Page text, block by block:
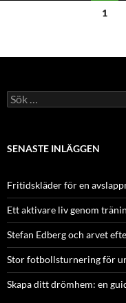
1
Sök
efter:
SENASTE INLÄGGEN
Fritidskläder för en
Ett aktivare liv genom
Stefan Edberg och arvet
Stor fotbollsturnering för
Skapa ditt drömhem: en